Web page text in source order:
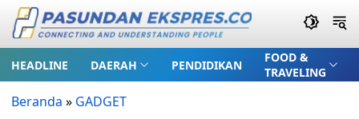
HEADLINE DAERAH PENDIDIKAN
FOOD &
TRAVELING
Beranda » GADGET